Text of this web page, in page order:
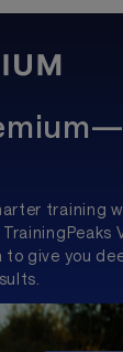
training
give you